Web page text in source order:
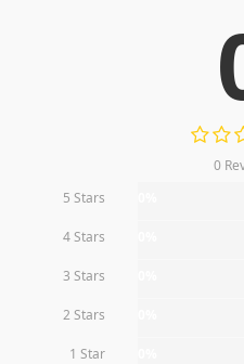
0
5 Stars
4 Stars
3 Stars
2 Stars
1 Star